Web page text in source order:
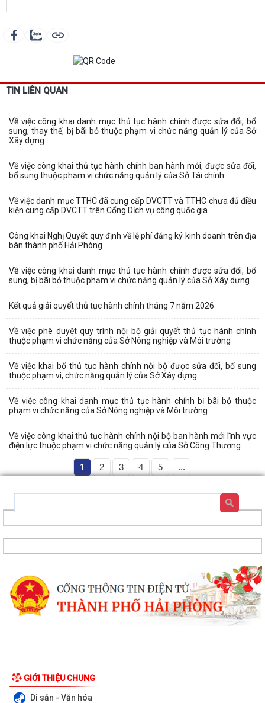
TIN LIÊN QUAN
Về việc công khai danh mục thủ tục hành chính được sửa đổi, bổ
sung, thay thế, bị bãi bỏ thuộc phạm vi chức năng quản lý của Sở
Xây dựng
Về việc công khai thủ tục hành chính ban hành mới, được sửa đổi,
bổ sung thuộc phạm vi chức năng quản lý của Sở Tài chính
Về việc danh mục TTHC đã cung cấp DVCTT và TTHC chưa đủ điều
kiện cung cấp DVCTT trên Cổng Dịch vụ công quốc gia
Công khai Nghị Quyết quy định về lệ phí đăng ký kinh doanh trên địa
bàn thành phố Hải Phòng
Về việc công khai danh mục thủ tục hành chính được sửa đổi, bổ
sung, bị bãi bỏ thuộc phạm vi chức năng quản lý của Sở Xây dựng
Kết quả giải quyết thủ tục hành chính tháng 7 năm 2026
Về việc phê duyệt quy trình nội bộ giải quyết thủ tục hành chính
thuộc phạm vi chức năng của Sở Nông nghiệp và Môi trường
Về việc khai bố thủ tục hành chính nội bộ được sửa đổi, bổ sung
thuộc phạm vi, chức năng quản lý của Sở Xây dựng
Về việc công khai danh mục thủ tục hành chính bị bãi bỏ thuộc
phạm vi chức năng của Sở Nông nghiệp và Môi trường
Về việc công khai thủ tục hành chính nội bộ ban hành mới lĩnh vực
điện lực thuộc phạm vi chức năng quản lý của Sở Công Thương
1 2 3 4 5 ...
GIỚI THIỆU CHUNG
Di sản - Văn hóa